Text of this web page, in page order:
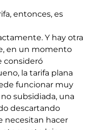
entonces, es
Y hay otra
en un momento
consideró
la tarifa plana
funcionar muy
subsidiada, una
descartando
necesitan hacer